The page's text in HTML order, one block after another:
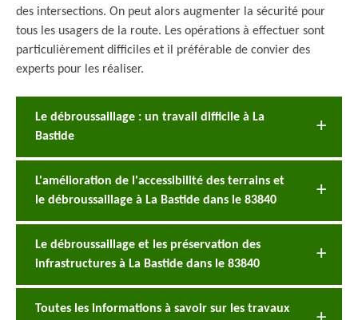
des intersections. On peut alors augmenter la sécurité pour
tous les usagers de la route. Les opérations à effectuer sont
particulièrement difficiles et il préférable de convier des
experts pour les réaliser.
Le débroussaillage : un travail difficile à La
Bastide
L'amélioration de l'accessibilité des terrains et
le débroussaillage à La Bastide dans le 83840
Le débroussaillage et les préservation des
infrastructures à La Bastide dans le 83840
Toutes les informations à savoir sur les travaux